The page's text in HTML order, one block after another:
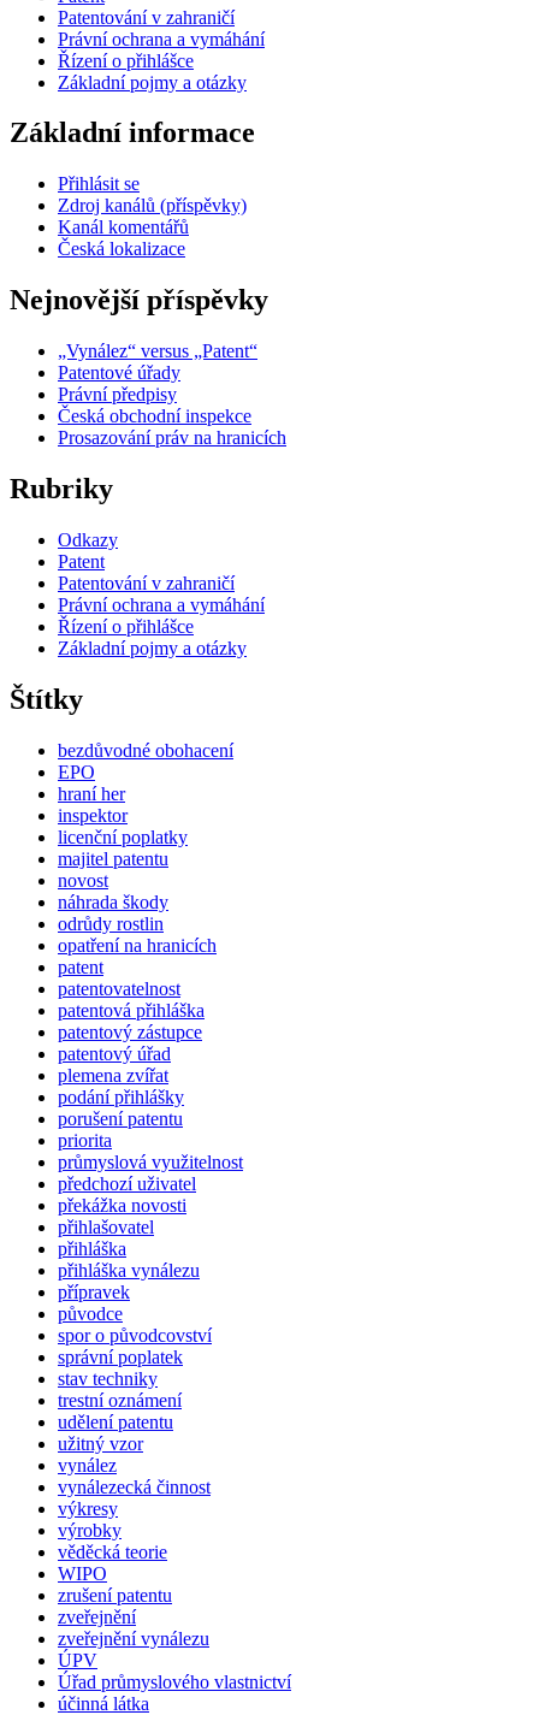
Patentování v zahraničí
Právní ochrana a vymáhání
Řízení o přihlášce
Základní pojmy a otázky
Základní informace
Přihlásit se
Zdroj kanálů (příspěvky)
Kanál komentářů
Česká lokalizace
Nejnovější příspěvky
„Vynález“ versus „Patent“
Patentové úřady
Právní předpisy
Česká obchodní inspekce
Prosazování práv na hranicích
Rubriky
Odkazy
Patent
Patentování v zahraničí
Právní ochrana a vymáhání
Řízení o přihlášce
Základní pojmy a otázky
Štítky
bezdůvodné obohacení
EPO
hraní her
inspektor
licenční poplatky
majitel patentu
novost
náhrada škody
odrůdy rostlin
opatření na hranicích
patent
patentovatelnost
patentová přihláška
patentový zástupce
patentový úřad
plemena zvířat
podání přihlášky
porušení patentu
priorita
průmyslová využitelnost
předchozí uživatel
překážka novosti
přihlašovatel
přihláška
přihláška vynálezu
přípravek
původce
spor o původcovství
správní poplatek
stav techniky
trestní oznámení
udělení patentu
užitný vzor
vynález
vynálezecká činnost
výkresy
výrobky
věděcká teorie
WIPO
zrušení patentu
zveřejnění
zveřejnění vynálezu
ÚPV
Úřad průmyslového vlastnictví
účinná látka